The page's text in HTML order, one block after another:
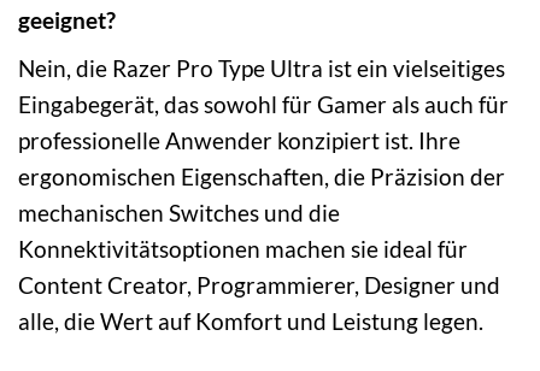
geeignet?
Nein, die Razer Pro Type Ultra ist ein vielseitiges
Eingabegerät, das sowohl für Gamer als auch für
professionelle Anwender konzipiert ist. Ihre
ergonomischen Eigenschaften, die Präzision der
mechanischen Switches und die
Konnektivitätsoptionen machen sie ideal für
Content Creator, Programmierer, Designer und
alle, die Wert auf Komfort und Leistung legen.